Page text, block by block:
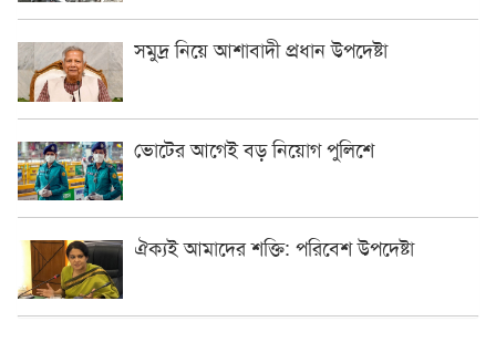
সমুদ্র নিয়ে আশাবাদী প্রধান উপদেষ্টা
ভোটের আগেই বড় নিয়োগ পুলিশে
ঐক্যই আমাদের শক্তি: পরিবেশ উপদেষ্টা